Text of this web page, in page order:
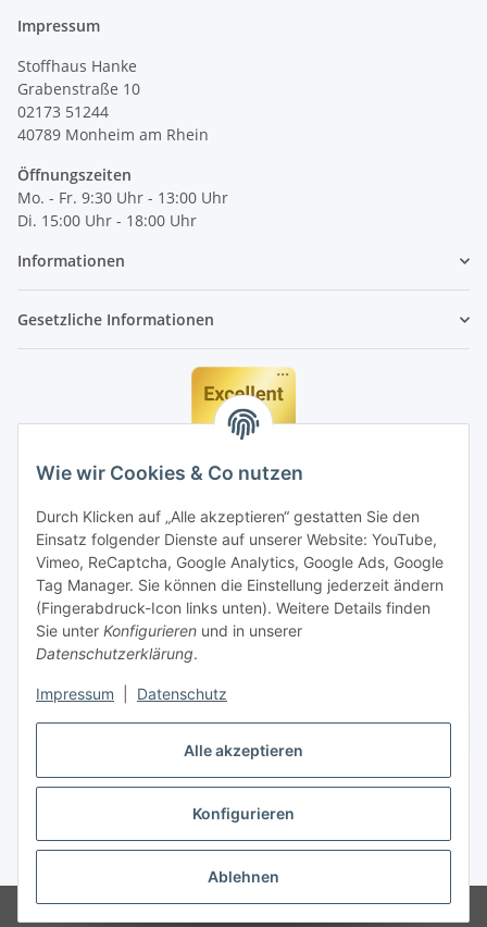
Alle akzeptieren
Konfigurieren
Ablehnen
Wie wir Cookies & Co nutzen
Durch Klicken auf „Alle akzeptieren“ gestatten Sie den
Einsatz folgender Dienste auf unserer Website: YouTube,
Vimeo, ReCaptcha, Google Analytics, Google Ads, Google
Tag Manager. Sie können die Einstellung jederzeit ändern
(Fingerabdruck-Icon links unten). Weitere Details finden
Sie unter Konfigurieren und in unserer
Datenschutzerklärung.
Impressum Datenschutz
Impressum
Stoffhaus Hanke
Grabenstraße 10
02173 51244
40789 Monheim am Rhein
Öffnungszeiten
Mo. - Fr. 9:30 Uhr - 13:00 Uhr
Di. 15:00 Uhr - 18:00 Uhr
Informationen
Gesetzliche Informationen
* Alle Preise inkl. gesetzlicher MwSt., zzgl.